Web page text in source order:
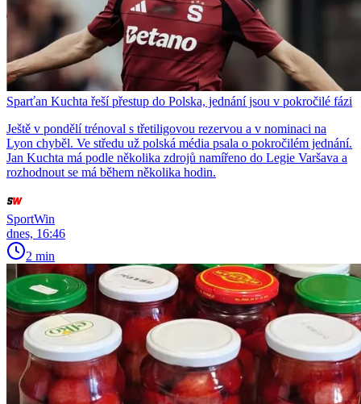
Sparťan Kuchta řeší přestup do Polska, jednání jsou v pokročilé fázi
Ještě v pondělí trénoval s třetiligovou rezervou a v nominaci na
Lyon chyběl. Ve středu už polská média psala o pokročilém jednání.
Jan Kuchta má podle několika zdrojů namířeno do Legie Varšava a
rozhodnout se má během několika hodin.
SportWin
dnes, 16:46
2 min